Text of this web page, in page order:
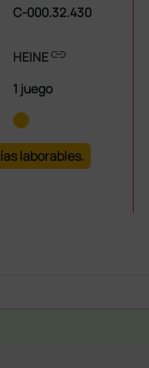
C-000.32.430
HEINElink
1 juego
laborables.